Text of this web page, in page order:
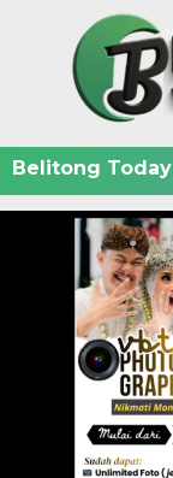
Belitong Today